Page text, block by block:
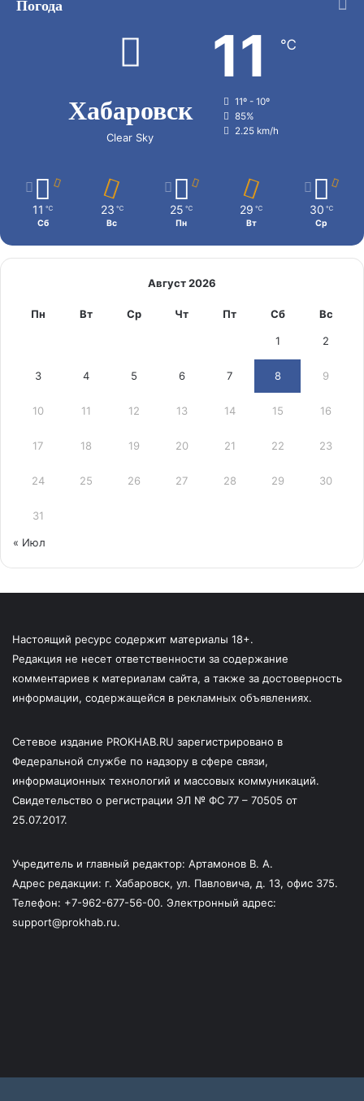
Погода
Хабаровск
Clear Sky
11 ℃
11º - 10º
85%
2.25 km/h
11 ℃
Сб
23 ℃
Вс
25 ℃
Пн
29 ℃
Вт
30 ℃
Ср
Август 2026
Пн Вт Ср Чт Пт Сб Вс
1 2
3 4 5 6 7 8 9
10 11 12 13 14 15 16
17 18 19 20 21 22 23
24 25 26 27 28 29 30
31
« Июл
Настоящий ресурс содержит материалы 18+.
Редакция не несет ответственности за содержание
комментариев к материалам сайта, а также за достоверность
информации, содержащейся в рекламных объявлениях.
Сетевое издание PROKHAB.RU зарегистрировано в
Федеральной службе по надзору в сфере связи,
информационных технологий и массовых коммуникаций.
Свидетельство о регистрации ЭЛ № ФС 77 – 70505 от
25.07.2017.
Учредитель и главный редактор: Артамонов В. А.
Адрес редакции: г. Хабаровск, ул. Павловича, д. 13, офис 375.
Телефон: +7-962-677-56-00. Электронный адрес:
support@prokhab.ru.